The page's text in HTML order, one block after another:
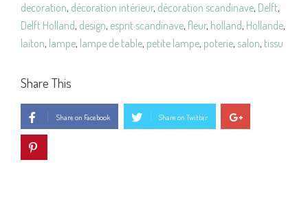
decoration, décoration intérieur, décoration scandinave, Delft,
Delft Holland, design, esprit scandinave, fleur, holland, Hollande,
laiton, lampe, lampe de table, petite lampe, poterie, salon, tissu
Share This
Share on Facebook Share on Twitter